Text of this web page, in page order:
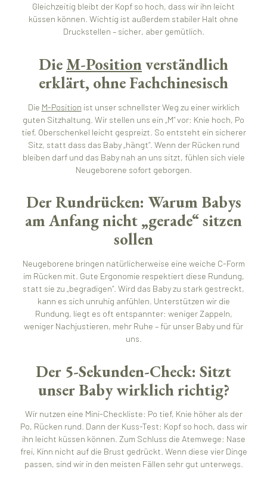
Gleichzeitig bleibt der Kopf so hoch, dass wir ihn leicht
küssen können. Wichtig ist außerdem stabiler Halt ohne
Druckstellen – sicher, aber gemütlich.
Die M-Positionverständlich
erklärt, ohne Fachchinesisch
Die M-Position ist unser schnellster Weg zu einer wirklich
guten Sitzhaltung. Wir stellen uns ein „M“ vor: Knie hoch, Po
tief, Oberschenkel leicht gespreizt. So entsteht ein sicherer
Sitz, statt dass das Baby „hängt“. Wenn der Rücken rund
bleiben darf und das Baby nah an uns sitzt, fühlen sich viele
Neugeborene sofort geborgen.
Der Rundrücken: Warum Babys
am Anfang nicht „gerade“ sitzen
sollen
Neugeborene bringen natürlicherweise eine weiche C-Form
im Rücken mit. Gute Ergonomie respektiert diese Rundung,
statt sie zu „begradigen“. Wird das Baby zu stark gestreckt,
kann es sich unruhig anfühlen. Unterstützen wir die
Rundung, liegt es oft entspannter: weniger Zappeln,
weniger Nachjustieren, mehr Ruhe – für unser Baby und für
uns.
Der 5-Sekunden-Check: Sitzt
unser Baby wirklich richtig?
Wir nutzen eine Mini-Checkliste: Po tief, Knie höher als der
Po, Rücken rund. Dann der Kuss-Test: Kopf so hoch, dass wir
ihn leicht küssen können. Zum Schluss die Atemwege: Nase
frei, Kinn nicht auf die Brust gedrückt. Wenn diese vier Dinge
passen, sind wir in den meisten Fällen sehr gut unterwegs.